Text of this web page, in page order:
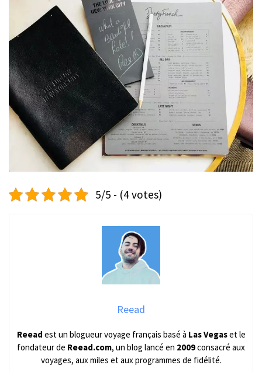
5/5 - (4 votes)
Reead
Reead est un blogueur voyage français basé à Las Vegaset le
fondateur de Reead.com, un blog lancé en 2009consacré aux
voyages, aux miles et aux programmes de fidélité.